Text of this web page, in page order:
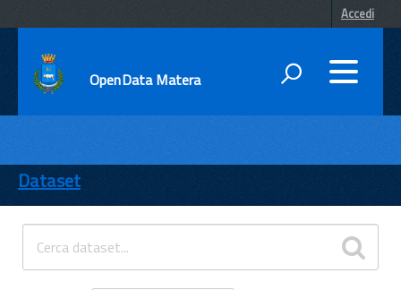
Accedi
OpenData Matera
ENTI
TEMI
INFORMAZIONI
Dataset